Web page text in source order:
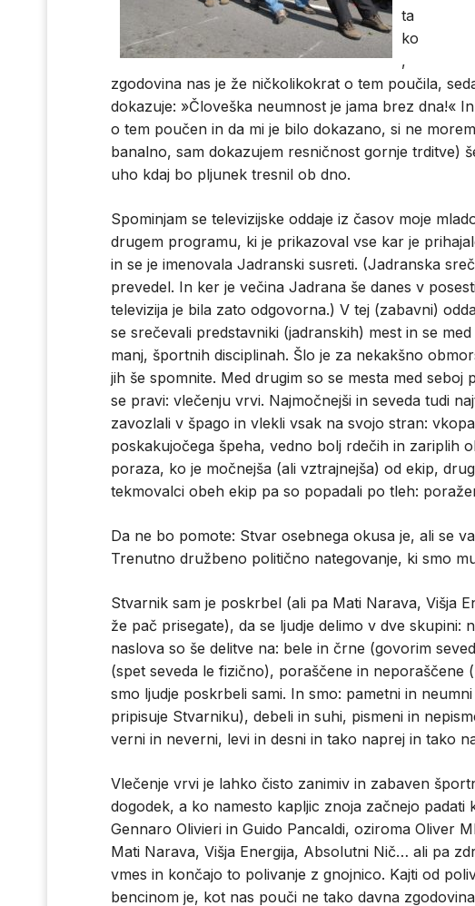
ta
ko
,
zgodovina nas je že ničkolikokrat o tem poučila,
dokazuje: »Človeška neumnost je jama brez dna!«
o tem poučen in da mi je bilo dokazano, si ne
banalno, sam dokazujem resničnost gornje trditve)
uho kdaj bo pljunek tresnil ob dno.
Spominjam se televizijske oddaje iz časov moje
drugem programu, ki je prikazoval vse kar je
in se je imenovala Jadranski susreti. (Jadranska
prevedel. In ker je večina Jadrana še danes v
televizija je bila zato odgovorna.) V tej (zabavni)
se srečevali predstavniki (jadranskih) mest in se
manj, športnih disciplinah. Šlo je za nekakšno
jih še spomnite. Med drugim so se mesta med
se pravi: vlečenju vrvi. Najmočnejši in seveda tudi
zavozlali v špago in vlekli vsak na svojo stran:
poskakujočega špeha, vedno bolj rdečih in zariplih
poraza, ko je močnejša (ali vztrajnejša) od ekip,
tekmovalci obeh ekip pa so popadali po tleh:
Da ne bo pomote: Stvar osebnega okusa je, ali se
Trenutno družbeno politično nategovanje, ki smo
Stvarnik sam je poskrbel (ali pa Mati Narava, Višja
že pač prisegate), da se ljudje delimo v dve skupini:
naslova so še delitve na: bele in črne (govorim
(spet seveda le fizično), poraščene in neporaščene
smo ljudje poskrbeli sami. In smo: pametni in
pripisuje Stvarniku), debeli in suhi, pismeni in
verni in neverni, levi in desni in tako naprej in tako
Vlečenje vrvi je lahko čisto zanimiv in zabaven
dogodek, a ko namesto kapljic znoja začnejo padati
Gennaro Olivieri in Guido Pancaldi, oziroma Oliver
Mati Narava, Višja Energija, Absolutni Nič… ali pa
vmes in končajo to polivanje z gnojnico. Kajti od
bencinom je, kot nas pouči ne tako davna